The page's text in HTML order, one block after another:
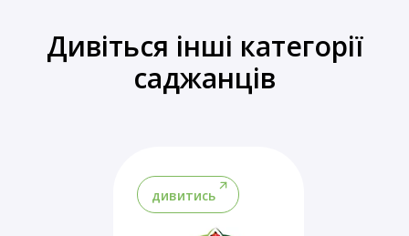
Дивіться інші категорії
саджанців
дивитись